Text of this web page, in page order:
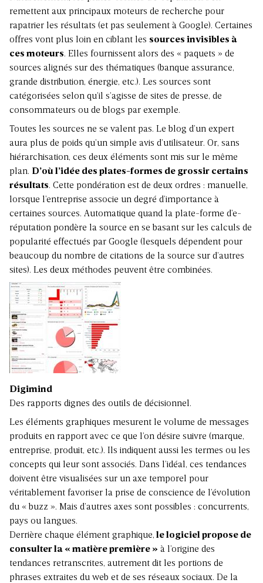
remettent aux principaux moteurs de recherche pour
rapatrier les résultats (et pas seulement à Google). Certaines
offres vont plus loin en ciblant les sources invisibles à
ces moteurs. Elles fournissent alors des « paquets » de
sources alignés sur des thématiques (banque assurance,
grande distribution, énergie, etc.). Les sources sont
catégorisées selon qu’il s’agisse de sites de presse, de
consommateurs ou de blogs par exemple.
Toutes les sources ne se valent pas. Le blog d’un expert
aura plus de poids qu’un simple avis d’utilisateur. Or, sans
hiérarchisation, ces deux éléments sont mis sur le même
plan. D’où l’idée des plates-formes de grossir certains
résultats. Cette pondération est de deux ordres : manuelle,
lorsque l’entreprise associe un degré d’importance à
certaines sources. Automatique quand la plate-forme d’e-
réputation pondère la source en se basant sur les calculs de
popularité effectués par Google (lesquels dépendent pour
beaucoup du nombre de citations de la source sur d’autres
sites). Les deux méthodes peuvent être combinées.
Digimind
Des rapports dignes des outils de décisionnel.
Les éléments graphiques mesurent le volume de messages
produits en rapport avec ce que l’on désire suivre (marque,
entreprise, produit, etc.). Ils indiquent aussi les termes ou les
concepts qui leur sont associés. Dans l’idéal, ces tendances
doivent être visualisées sur un axe temporel pour
véritablement favoriser la prise de conscience de l’évolution
du « buzz ». Mais d’autres axes sont possibles : concurrents,
pays ou langues.
Derrière chaque élément graphique, le logiciel propose de
consulter la « matière première » à l’origine des
tendances retranscrites, autrement dit les portions de
phrases extraites du web et de ses réseaux sociaux. De la